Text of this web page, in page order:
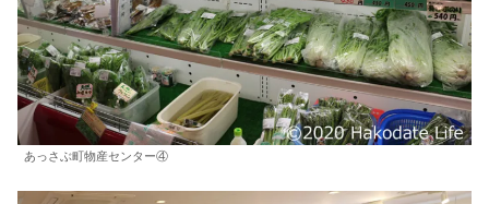
あっさぶ町物産センター④